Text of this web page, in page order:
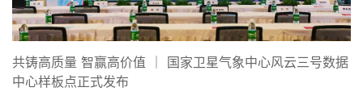
共铸高质量 智赢高价值 ｜ 国家卫星气象中心风云三号数据
中心样板点正式发布